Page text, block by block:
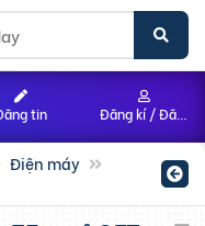
Điện máy
tin